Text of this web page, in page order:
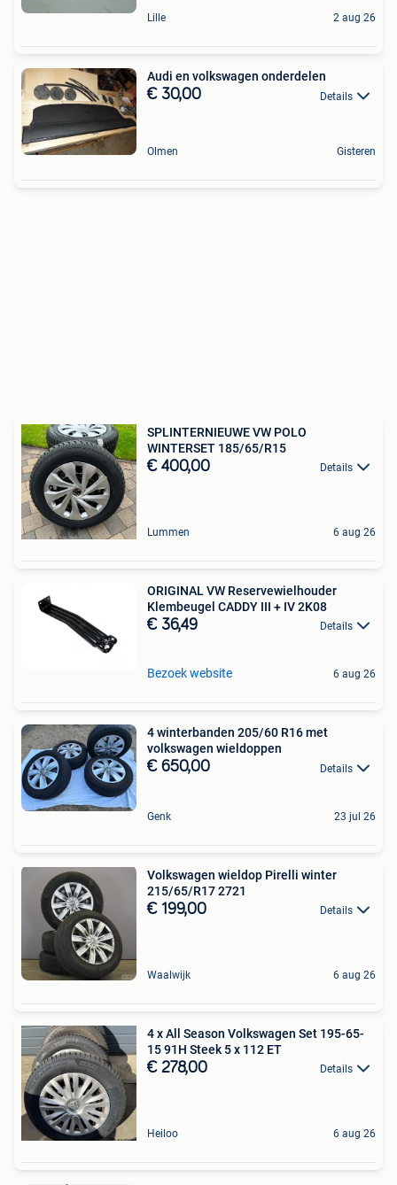
Lille 2 aug 26
Audi en volkswagen onderdelen
€ 30,00 Details
Olmen Gisteren
SPLINTERNIEUWE VW POLO
WINTERSET 185/65/R15
€ 400,00 Details
Lummen 6 aug 26
ORIGINAL VW Reservewielhouder
Klembeugel CADDY III + IV 2K08
€ 36,49 Details
Bezoek website 6 aug 26
4 winterbanden 205/60 R16 met
volkswagen wieldoppen
€ 650,00 Details
Genk 23 jul 26
Volkswagen wieldop Pirelli winter
215/65/R17 2721
€ 199,00 Details
Waalwijk 6 aug 26
4 x All Season Volkswagen Set 195-65-
15 91H Steek 5 x 112 ET
€ 278,00 Details
Heiloo 6 aug 26